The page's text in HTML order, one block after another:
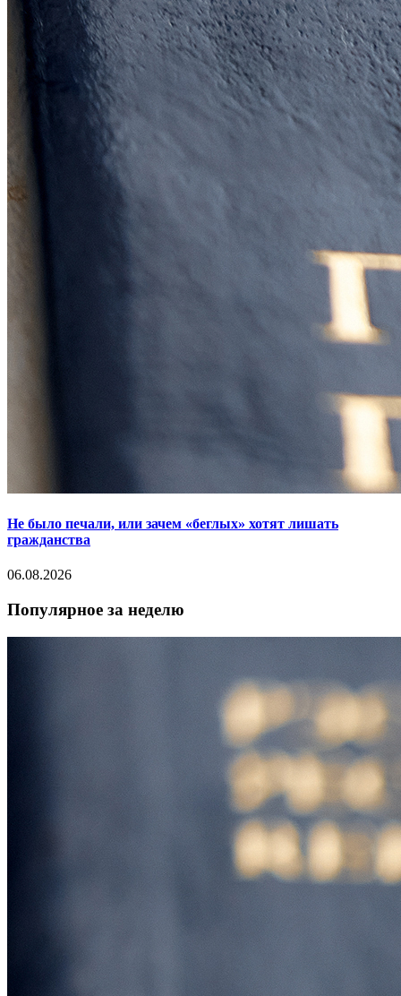
Не было печали, или зачем «беглых» хотят лишать
гражданства
06.08.2026
Популярное за неделю